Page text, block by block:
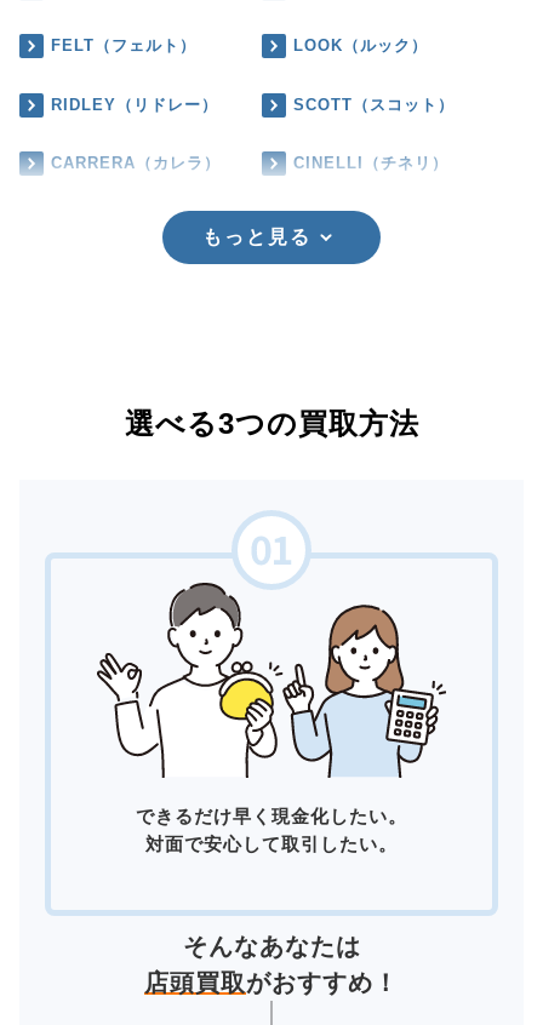
FELT（フェルト） LOOK（ルック）
RIDLEY（リドレー） SCOTT（スコット）
CARRERA（カレラ） CINELLI（チネリ）
もっと見る
選べる3つの買取方法
できるだけ早く現金化したい。
対面で安心して取引したい。
そんなあなたは
店頭買取がおすすめ！